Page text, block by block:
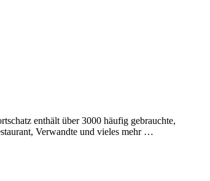
enthält über 3000 häufig gebrauchte,
Verwandte und vieles mehr …